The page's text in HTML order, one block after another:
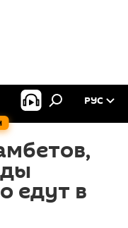
РУС
едут в